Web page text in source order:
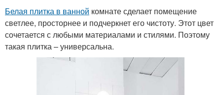
Белая плитка в ванной комнате сделает помещение
светлее, просторнее и подчеркнет его чистоту. Этот цвет
сочетается с любыми материалами и стилями. Поэтому
такая плитка – универсальна.